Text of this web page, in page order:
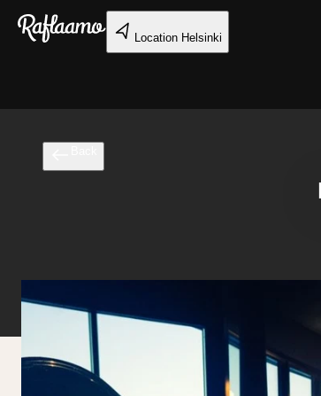
Skip to main content
Location Helsinki